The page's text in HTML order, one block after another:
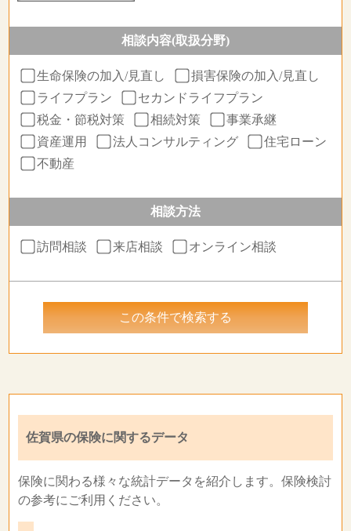
相談内容(取扱分野)
生命保険の加入/見直し
損害保険の加入/見直し
ライフプラン
セカンドライフプラン
税金・節税対策
相続対策
事業承継
資産運用
法人コンサルティング
住宅ローン
不動産
相談方法
訪問相談 来店相談 オンライン相談
佐賀県の保険に関するデータ
保険に関わる様々な統計データを紹介します。保険検討
の参考にご利用ください。